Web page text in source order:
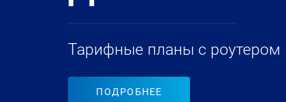
Тарифные планы с роутером
ПОДРОБНЕЕ